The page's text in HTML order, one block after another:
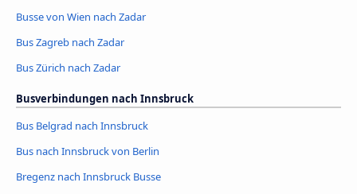
Busse von Wien nach Zadar
Bus Zagreb nach Zadar
Bus Zürich nach Zadar
Busverbindungen nach Innsbruck
Bus Belgrad nach Innsbruck
Bus nach Innsbruck von Berlin
Bregenz nach Innsbruck Busse